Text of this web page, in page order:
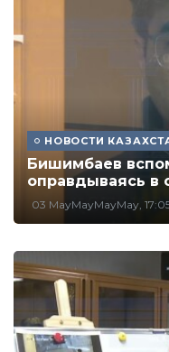
НОВОСТИ
Бишимбаев
оправдываясь в
03 MayMayMayMay,